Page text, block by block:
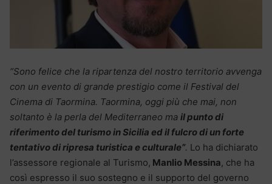
“Sono felice che la ripartenza del nostro territorio avvenga
con un evento di grande prestigio come il Festival del
Cinema di Taormina. Taormina, oggi più che mai, non
soltanto è la perla del Mediterraneo ma il punto di
riferimento del turismo in Sicilia ed il fulcro di un forte
tentativo di ripresa turistica e culturale”. Lo ha dichiarato
l’assessore regionale al Turismo, Manlio Messina, che ha
così espresso il suo sostegno e il supporto del governo